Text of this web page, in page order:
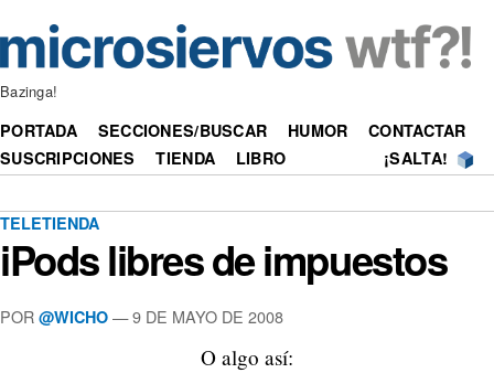
Bazinga!
PORTADA SECCIONES/BUSCAR HUMOR
CONTACTAR
SUSCRIPCIONES
TIENDA LIBRO ¡SALTA!
TELETIENDA
iPods libres de impuestos
POR @WICHO —9 DE MAYO DE 2008
O algo así: